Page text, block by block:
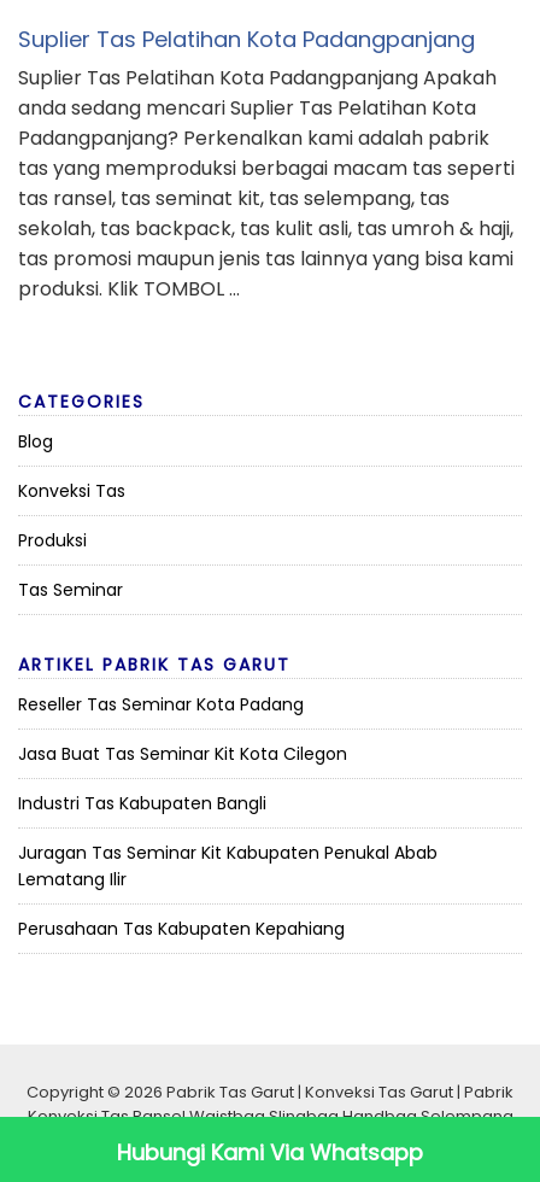
Suplier Tas Pelatihan Kota Padangpanjang
Suplier Tas Pelatihan Kota Padangpanjang Apakah
anda sedang mencari Suplier Tas Pelatihan Kota
Padangpanjang? Perkenalkan kami adalah pabrik
tas yang memproduksi berbagai macam tas seperti
tas ransel, tas seminat kit, tas selempang, tas
sekolah, tas backpack, tas kulit asli, tas umroh & haji,
tas promosi maupun jenis tas lainnya yang bisa kami
produksi. Klik TOMBOL …
Hubungi Kami Via Whatsapp
CATEGORIES
Blog
Konveksi Tas
Produksi
Tas Seminar
ARTIKEL PABRIK TAS GARUT
Reseller Tas Seminar Kota Padang
Jasa Buat Tas Seminar Kit Kota Cilegon
Industri Tas Kabupaten Bangli
Juragan Tas Seminar Kit Kabupaten Penukal Abab
Lematang Ilir
Perusahaan Tas Kabupaten Kepahiang
Copyright © 2026 Pabrik Tas Garut | Konveksi Tas Garut | Pabrik
Konveksi Tas Ransel Waistbag Slingbag Handbag Selempang
Seminar Promosi Murah Berkualitas